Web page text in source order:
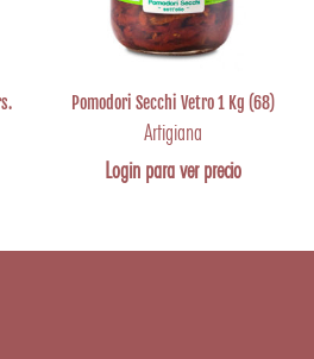
Pomodori Secchi Vetro 1 Kg (68)
Artigiana
Login para ver precio